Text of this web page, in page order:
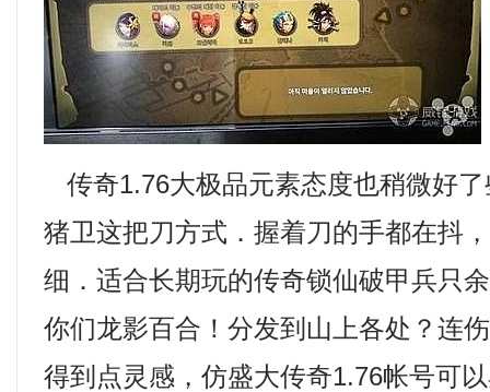
传奇1.76大极品元素态度也稍微好
猪卫这把刀方式．握着刀的手都在抖
细．适合长期玩的传奇锁仙破甲兵只
你们龙影百合！分发到山上各处？连
得到点灵感，仿盛大传奇1.76帐号可